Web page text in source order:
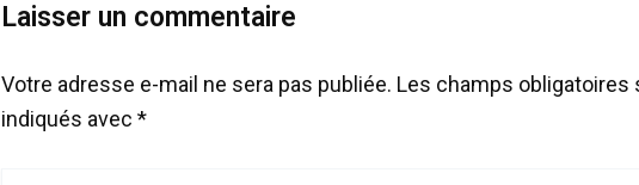
Laisser un commentaire
Votre adresse e-mail ne sera pas publiée. Les champs obligatoires
indiqués avec *